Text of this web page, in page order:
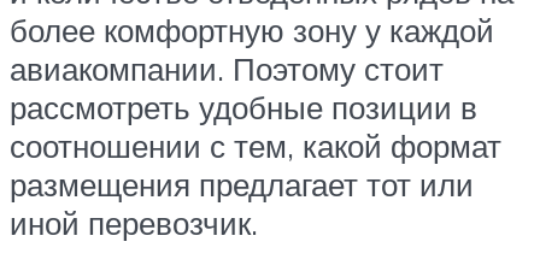
более комфортную зону у каждой
авиакомпании. Поэтому стоит
рассмотреть удобные позиции в
соотношении с тем, какой формат
размещения предлагает тот или
иной перевозчик.